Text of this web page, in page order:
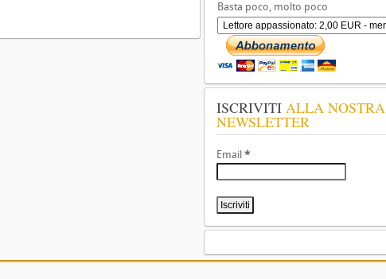
Basta poco, molto poco
ISCRIVITI ALLA NOSTRA
NEWSLETTER
Email *